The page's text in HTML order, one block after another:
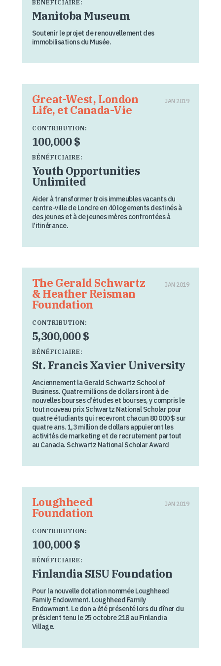
BÉNÉFICIAIRE:
Manitoba Museum
Soutenir le projet de renouvellement des
immobilisations du Musée.
Great-West, London
Life, et Canada-Vie
JAN 2019
CONTRIBUTION:
100,000 $
BÉNÉFICIAIRE:
Youth Opportunities
Unlimited
Aider à transformer trois immeubles vacants du
centre-ville de Londre en 40 logements destinés à
des jeunes et à de jeunes mères confrontées à
l’itinérance.
The Gerald Schwartz
& Heather Reisman
Foundation
JAN 2019
CONTRIBUTION:
5,300,000 $
BÉNÉFICIAIRE:
St. Francis Xavier University
Anciennement la Gerald Schwartz School of
Business. Quatre millions de dollars iront à de
nouvelles bourses d’études et bourses, y compris le
tout nouveau prix Schwartz National Scholar pour
quatre étudiants qui recevront chacun 80 000 $ sur
quatre ans. 1,3 million de dollars appuieront les
activités de marketing et de recrutement partout
au Canada. Schwartz National Scholar Award
Loughheed
Foundation
JAN 2019
CONTRIBUTION:
100,000 $
BÉNÉFICIAIRE:
Finlandia SISU Foundation
Pour la nouvelle dotation nommée Loughheed
Family Endowment. Loughheed Family
Endowment. Le don a été présenté lors du dîner du
président tenu le 25 octobre 218 au Finlandia
Village.